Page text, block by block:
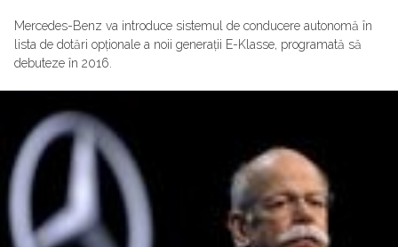
Mercedes-Benz va introduce sistemul de conducere autonomă în
lista de dotări opționale a noii generații E-Klasse, programată să
debuteze în 2016.